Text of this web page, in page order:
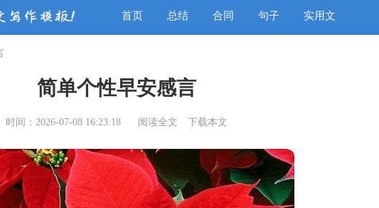
首页 总结 合同 句子 实用文
简单个性早安感言
时间：2026-07-08 16:23:18 阅读全文 下载本文